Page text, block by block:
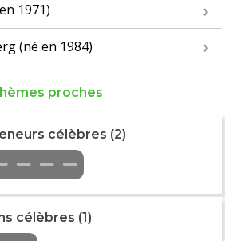
1971)
(né en 1984)
proches
célèbres (2)
célèbres (1)